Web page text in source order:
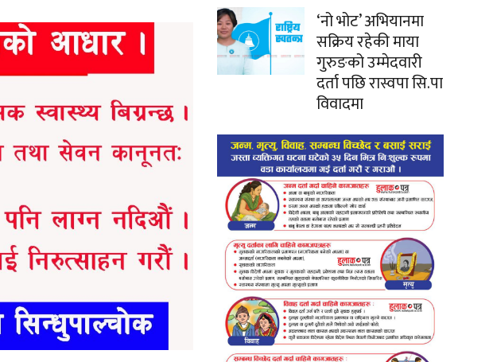
‘नो भोट’ अभियानमा
सक्रिय रहेकी माया
गुरुङको उम्मेदवारी
दर्ता पछि रास्वपा सि.पा
विवादमा